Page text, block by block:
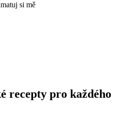
si mě
recepty pro každého